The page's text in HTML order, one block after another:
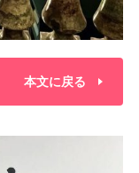
本文に戻る